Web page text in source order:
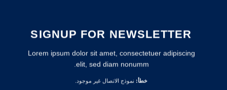
SIGNUP FOR NEWSLETTER
Lorem ipsum dolor sit amet, consectetuer adipiscing
elit, sed diam nonumm.
خطأ: نموذج الاتصال غير موجود.